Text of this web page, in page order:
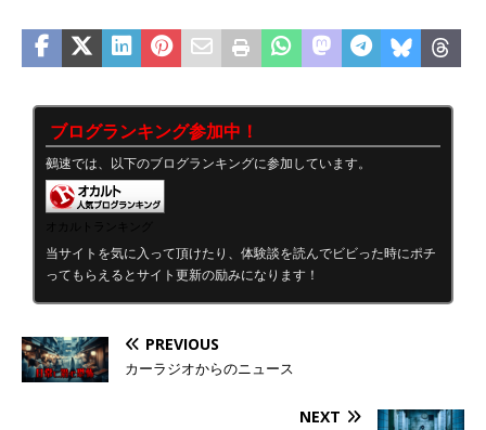
ブログランキング参加中！
鵺速では、以下のブログランキングに参加しています。
当サイトを気に入って頂けたり、体験談を読んでビビった時にポチ
ってもらえるとサイト更新の励みになります！
PREVIOUS
カーラジオからのニュース
NEXT